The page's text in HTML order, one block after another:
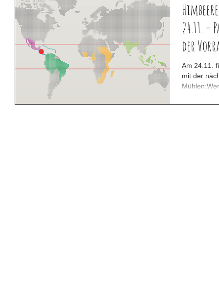
24.11. –
der
Am 24.11.
mit der